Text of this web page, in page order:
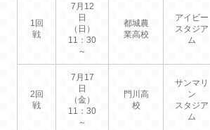
1回
戦
7月12
日
（日）
11：30
～
都城農
業高校
アイビー
スタジア
ム
2回
戦
7月17
日
（金）
11：30
～
門川高
校
サンマリ
ン
スタジア
ム